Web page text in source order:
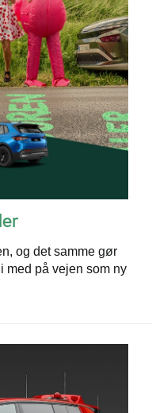
og det samme gør
med på vejen som ny